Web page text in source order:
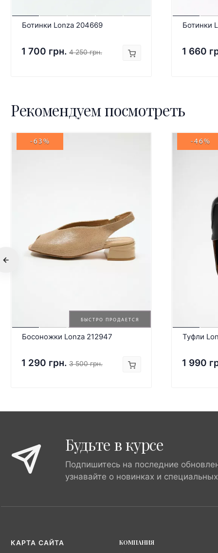
Ботинки Lonza 204669
1 700 грн. 4 250 грн.
Ботинки
1 660
Рекомендуем посмотреть
БЫСТРО ПРОДАЕТСЯ
-63%
Босоножки Lonza 212947
1 290 грн. 3 500 грн.
-46%
Туфли
1 990
Будьте в курсе
Подпишитесь на последние
узнавайте о новинках и
КАРТА САЙТА
КОМПАНИЯ